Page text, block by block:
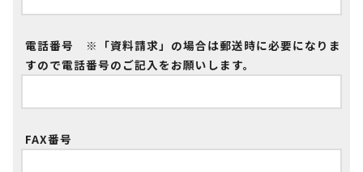
電話番号 ※「資料請求」の場合は郵送時に必要になりま
すので電話番号のご記入をお願いします。
FAX番号